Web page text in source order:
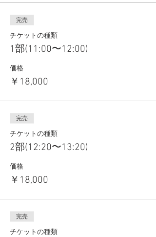
完売
チケットの種類
1部(11:00〜12:00)
価格
￥18,000
完売
チケットの種類
2部(12:20〜13:20)
価格
￥18,000
完売
チケットの種類